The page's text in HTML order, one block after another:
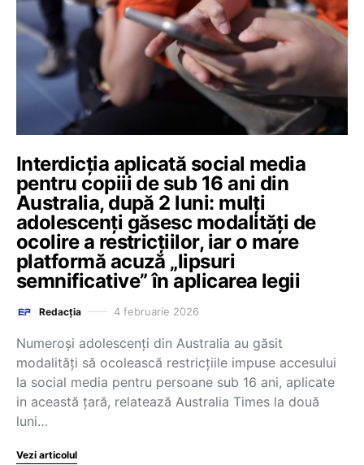
Interdicția aplicată social media
pentru copiii de sub 16 ani din
Australia, după 2 luni: mulți
adolescenți găsesc modalități de
ocolire a restricțiilor, iar o mare
platformă acuză „lipsuri
semnificative” în aplicarea legii
Redacția 4 februarie 2026
Numeroși adolescenți din Australia au găsit
modalități să ocolească restricțiile impuse accesului
la social media pentru persoane sub 16 ani, aplicate
in această țară, relatează Australia Times la două
luni…
Vezi articolul